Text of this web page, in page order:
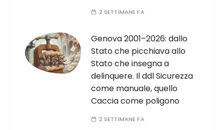
2 SETTIMANE FA
Genova 2001–2026: dallo
Stato che picchiava allo
Stato che insegna a
delinquere. Il ddl Sicurezza
come manuale, quello
Caccia come poligono
2 SETTIMANE FA